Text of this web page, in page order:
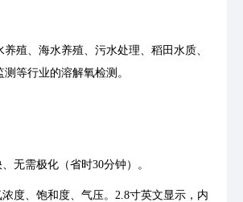
殖、海⽔养殖、污⽔处理、稻⽥⽔质、
等⾏业的溶解氧检测。
⽆需极化（省时30分钟）。
度、饱和度、⽓压。 2.8⼨英⽂显示，内